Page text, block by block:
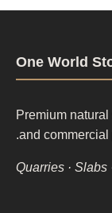
One World
Premium
and commercial
Quarries · Slabs